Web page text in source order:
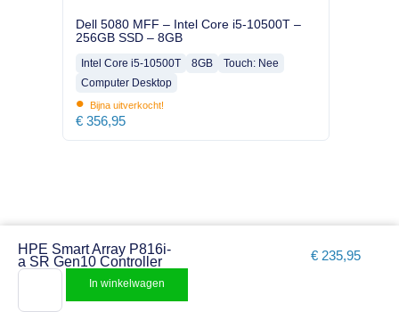
Dell 5080 MFF – Intel Core i5-10500T –
256GB SSD – 8GB
Intel Core i5-10500T 8GB
Touch: Nee
Computer Desktop
• Bijna uitverkocht!
€ 356,95
HPE Smart Array P816i-
a SR Gen10 Controller
€ 235,95
In winkelwagen